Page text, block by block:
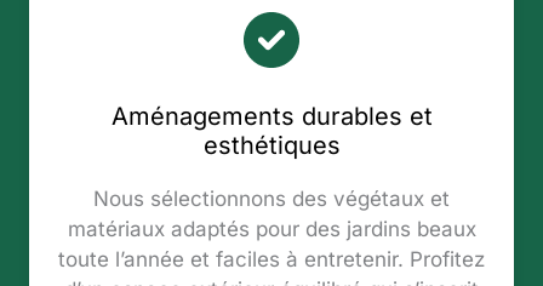
Aménagements durables et
esthétiques
Nous sélectionnons des végétaux et
matériaux adaptés pour des jardins beaux
toute l’année et faciles à entretenir. Profitez